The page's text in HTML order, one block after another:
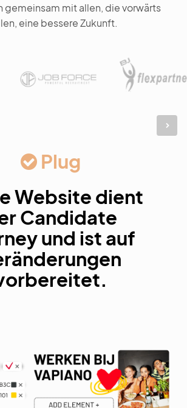
gemeinsam mit allen, die vorwärts
eine bessere Zukunft.
Plug
Website dient
Candidate
und ist auf